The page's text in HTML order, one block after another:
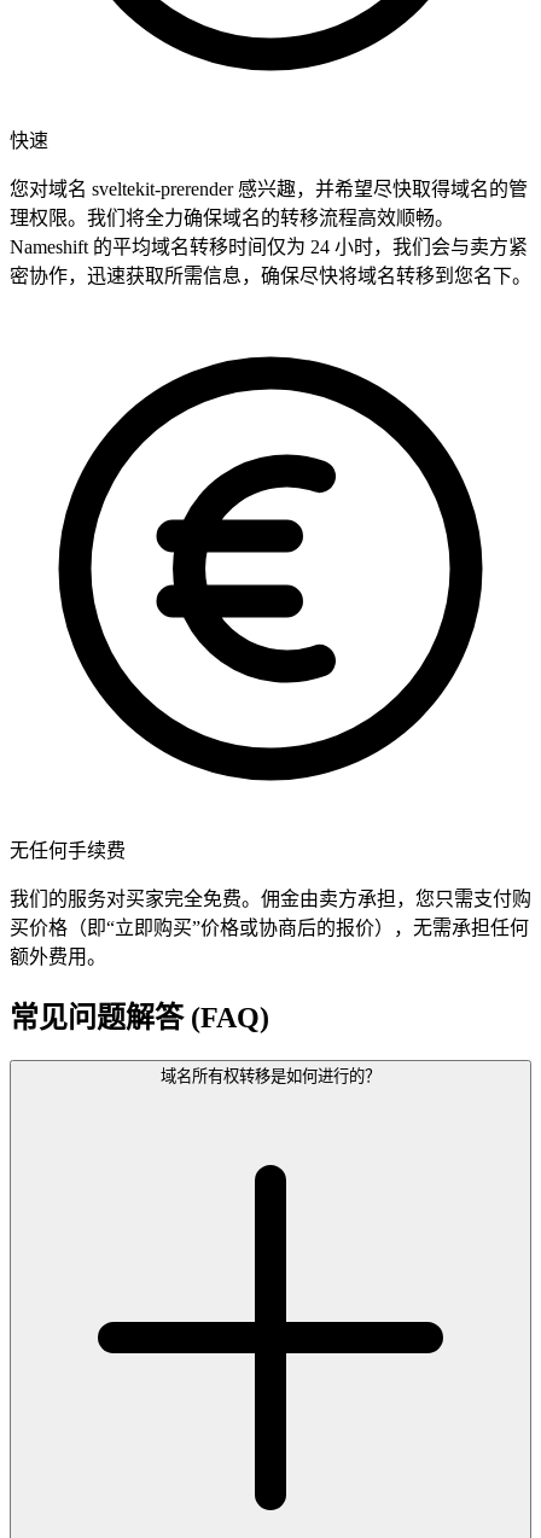
快速
您对域名 sveltekit-prerender 感兴趣，并希望尽快取得域名的管
理权限。我们将全力确保域名的转移流程高效顺畅。
Nameshift 的平均域名转移时间仅为 24 小时，我们会与卖方紧
密协作，迅速获取所需信息，确保尽快将域名转移到您名下。
无任何手续费
我们的服务对买家完全免费。佣金由卖方承担，您只需支付购
买价格（即“立即购买”价格或协商后的报价），无需承担任何
额外费用。
常见问题解答 (FAQ)
域名所有权转移是如何进行的？